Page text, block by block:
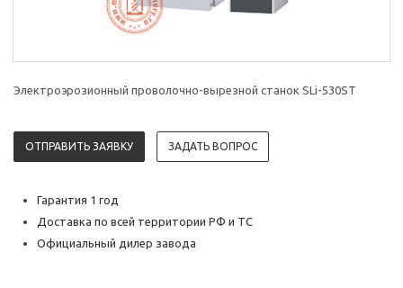
Электроэрозионный проволочно-вырезной станок SLi-530ST
ОТПРАВИТЬ ЗАЯВКУ ЗАДАТЬ ВОПРОС
Гарантия 1 год
Доставка по всей территории РФ и ТС
Официальный дилер завода